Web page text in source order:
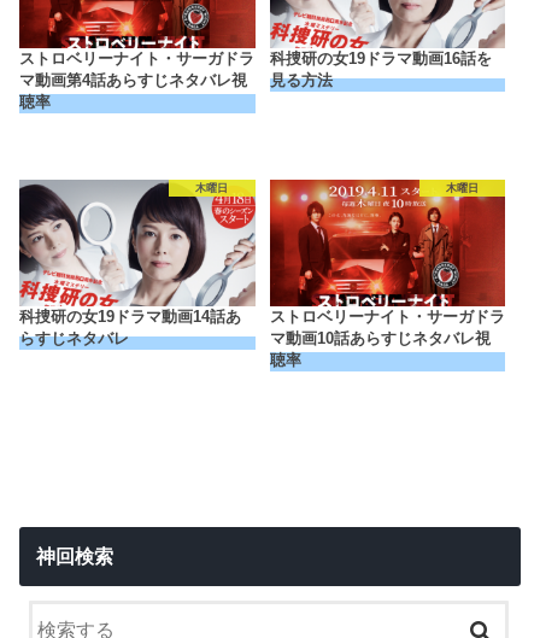
ストロベリーナイト・サーガドラ
マ動画第4話あらすじネタバレ視
聴率
科捜研の女19ドラマ動画16話を
見る方法
木曜日
科捜研の女19ドラマ動画14話あ
らすじネタバレ
木曜日
ストロベリーナイト・サーガドラ
マ動画10話あらすじネタバレ視
聴率
神回検索